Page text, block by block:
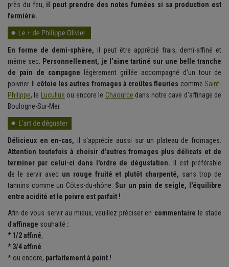
près du feu, il peut prendre des notes fumées si sa production est
fermière.
En forme de demi-sphère, il peut être apprécié frais, demi-affiné et
même sec. Personnellement, je l’aime tartiné sur une belle tranche
de pain de campagne légèrement grillée accompagné d’un tour de
poivrier. Il côtoie les autres fromages à croûtes fleuries commeSaint-
Philippe, le Lucullus ou encore le Chaource dans notre cave d'affinage de
Boulogne-Sur-Mer.
Délicieux en en-cas, il s'apprécie aussi sur un plateau de fromages.
Attention toutefois à choisir d'autres fromages plus délicats et de
terminer par celui-ci dans l'ordre de dégustation. Il est préférable
de le servir avec un rouge fruité et plutôt charpenté, sans trop de
tannins comme un Côtes-du-rhône. Sur un pain de seigle, l'équilibre
entre acidité et le poivre est parfait !
Afin de vous servir au mieux, veuillez préciser en commentaire le stade
d'affinage souhaité :
* 1/2 affiné,
* 3/4 affiné
* ou encore, parfaitementà point !